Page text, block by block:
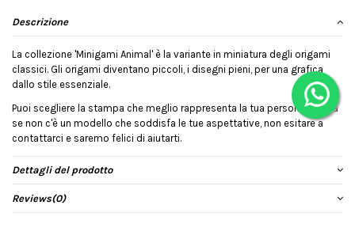
Descrizione
La collezione 'Minigami Animal' è la variante in miniatura degli origami
classici. Gli origami diventano piccoli, i disegni pieni, per una grafica
dallo stile essenziale.
Puoi scegliere la stampa che meglio rappresenta la tua personalità, ma
se non c'è un modello che soddisfa le tue aspettative, non esitare a
contattarci e saremo felici di aiutarti.
Dettagli del prodotto
Reviews(0)